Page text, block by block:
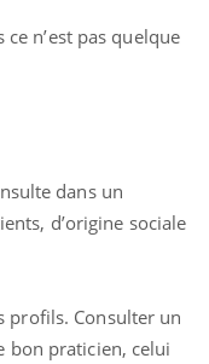
n’est pas quelque
dans un
d’origine sociale
profils. Consulter un
bon praticien, celui
mentale : et si on
Youtube